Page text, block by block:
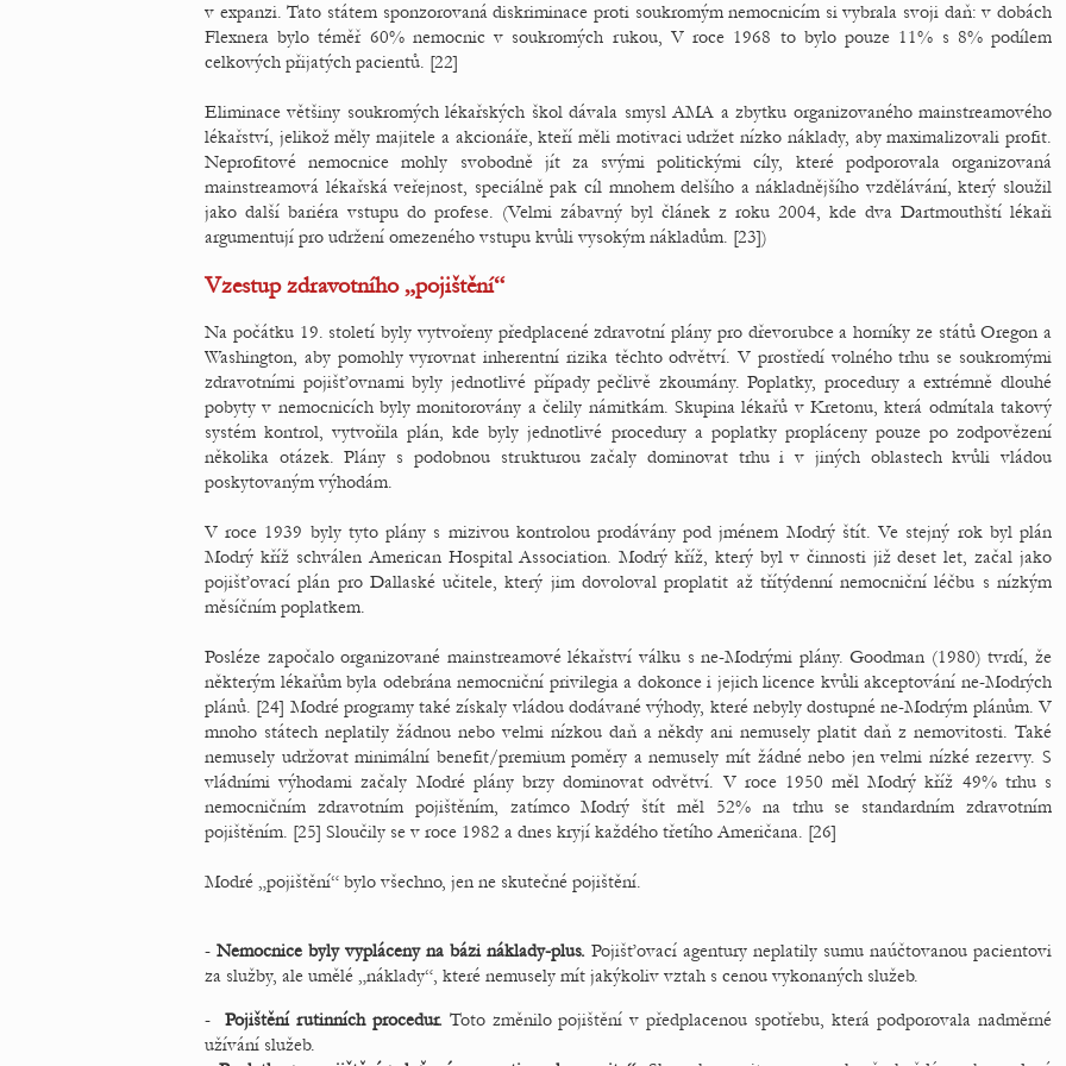
v expanzi. Tato státem sponzorovaná diskriminace proti soukromým nemocnicím si vybrala svoji daň: v dobách
Flexnera bylo téměř 60% nemocnic v soukromých rukou, V roce 1968 to bylo pouze 11% s 8% podílem
celkových přijatých pacientů. [22]
Eliminace většiny soukromých lékařských škol dávala smysl AMA a zbytku organizovaného mainstreamového
lékařství, jelikož měly majitele a akcionáře, kteří měli motivaci udržet nízko náklady, aby maximalizovali profit.
Neprofitové nemocnice mohly svobodně jít za svými politickými cíly, které podporovala organizovaná
mainstreamová lékařská veřejnost, speciálně pak cíl mnohem delšího a nákladnějšího vzdělávání, který sloužil
jako další bariéra vstupu do profese. (Velmi zábavný byl článek z roku 2004, kde dva Dartmouthští lékaři
argumentují pro udržení omezeného vstupu kvůli vysokým nákladům. [23])
Vzestup zdravotního „pojištění“
Na počátku 19. století byly vytvořeny předplacené zdravotní plány pro dřevorubce a horníky ze států Oregon a
Washington, aby pomohly vyrovnat inherentní rizika těchto odvětví. V prostředí volného trhu se soukromými
zdravotními pojišťovnami byly jednotlivé případy pečlivě zkoumány. Poplatky, procedury a extrémně dlouhé
pobyty v nemocnicích byly monitorovány a čelily námitkám. Skupina lékařů v Kretonu, která odmítala takový
systém kontrol, vytvořila plán, kde byly jednotlivé procedury a poplatky propláceny pouze po zodpovězení
několika otázek. Plány s podobnou strukturou začaly dominovat trhu i v jiných oblastech kvůli vládou
poskytovaným výhodám.
V roce 1939 byly tyto plány s mizivou kontrolou prodávány pod jménem Modrý štít. Ve stejný rok byl plán
Modrý kříž schválen American Hospital Association. Modrý kříž, který byl v činnosti již deset let, začal jako
pojišťovací plán pro Dallaské učitele, který jim dovoloval proplatit až třítýdenní nemocniční léčbu s nízkým
měsíčním poplatkem.
Posléze započalo organizované mainstreamové lékařství válku s ne-Modrými plány. Goodman (1980) tvrdí, že
některým lékařům byla odebrána nemocniční privilegia a dokonce i jejich licence kvůli akceptování ne-Modrých
plánů. [24] Modré programy také získaly vládou dodávané výhody, které nebyly dostupné ne-Modrým plánům. V
mnoho státech neplatily žádnou nebo velmi nízkou daň a někdy ani nemusely platit daň z nemovitosti. Také
nemusely udržovat minimální benefit/premium poměry a nemusely mít žádné nebo jen velmi nízké rezervy. S
vládními výhodami začaly Modré plány brzy dominovat odvětví. V roce 1950 měl Modrý kříž 49% trhu s
nemocničním zdravotním pojištěním, zatímco Modrý štít měl 52% na trhu se standardním zdravotním
pojištěním. [25] Sloučily se v roce 1982 a dnes kryjí každého třetího Američana. [26]
Modré „pojištění“ bylo všechno, jen ne skutečné pojištění.
- Nemocnice byly vypláceny na bázi náklady-plus. Pojišťovací agentury neplatily sumu naúčtovanou pacientovi
za služby, ale umělé „náklady“, které nemusely mít jakýkoliv vztah s cenou vykonaných služeb.
- Pojištění rutinních procedur. Toto změnilo pojištění v předplacenou spotřebu, která podporovala nadměrné
užívání služeb.